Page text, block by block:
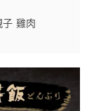
子 雞肉